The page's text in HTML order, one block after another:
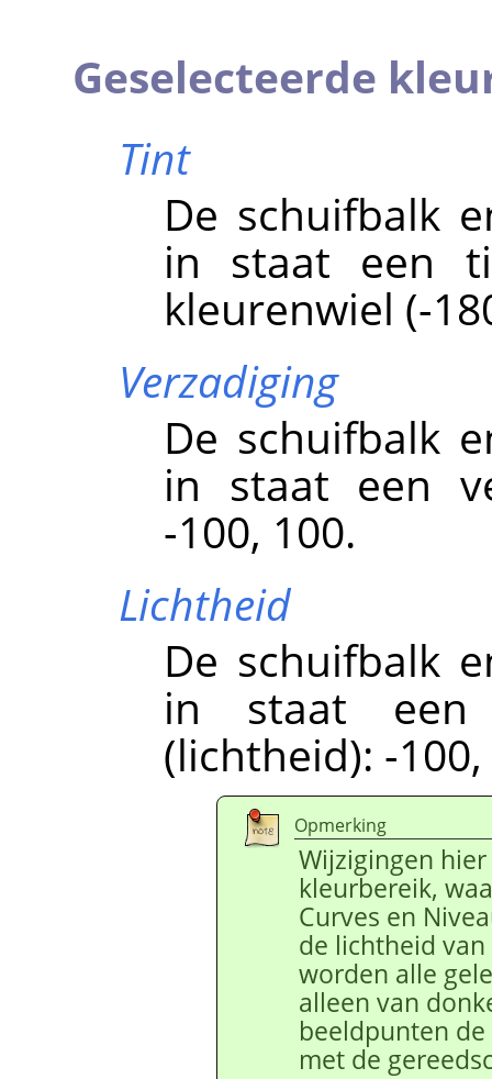
Geselecteerde
Tint
De schuifbalk
in staat een
kleurenwiel (-
Verzadiging
De schuifbalk
in staat een
-100, 100.
Lichtheid
De schuifbalk
in staat een
(lichtheid): -
Opmerking
Wijzigingen
kleurbereik,
Curves en
de lichtheid
worden alle
alleen van
beeldpunten
met de